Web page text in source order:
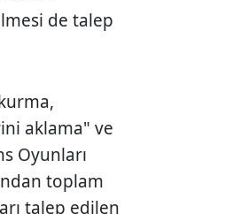
de talep
aklama" ve
Oyunları
toplam
talep edilen